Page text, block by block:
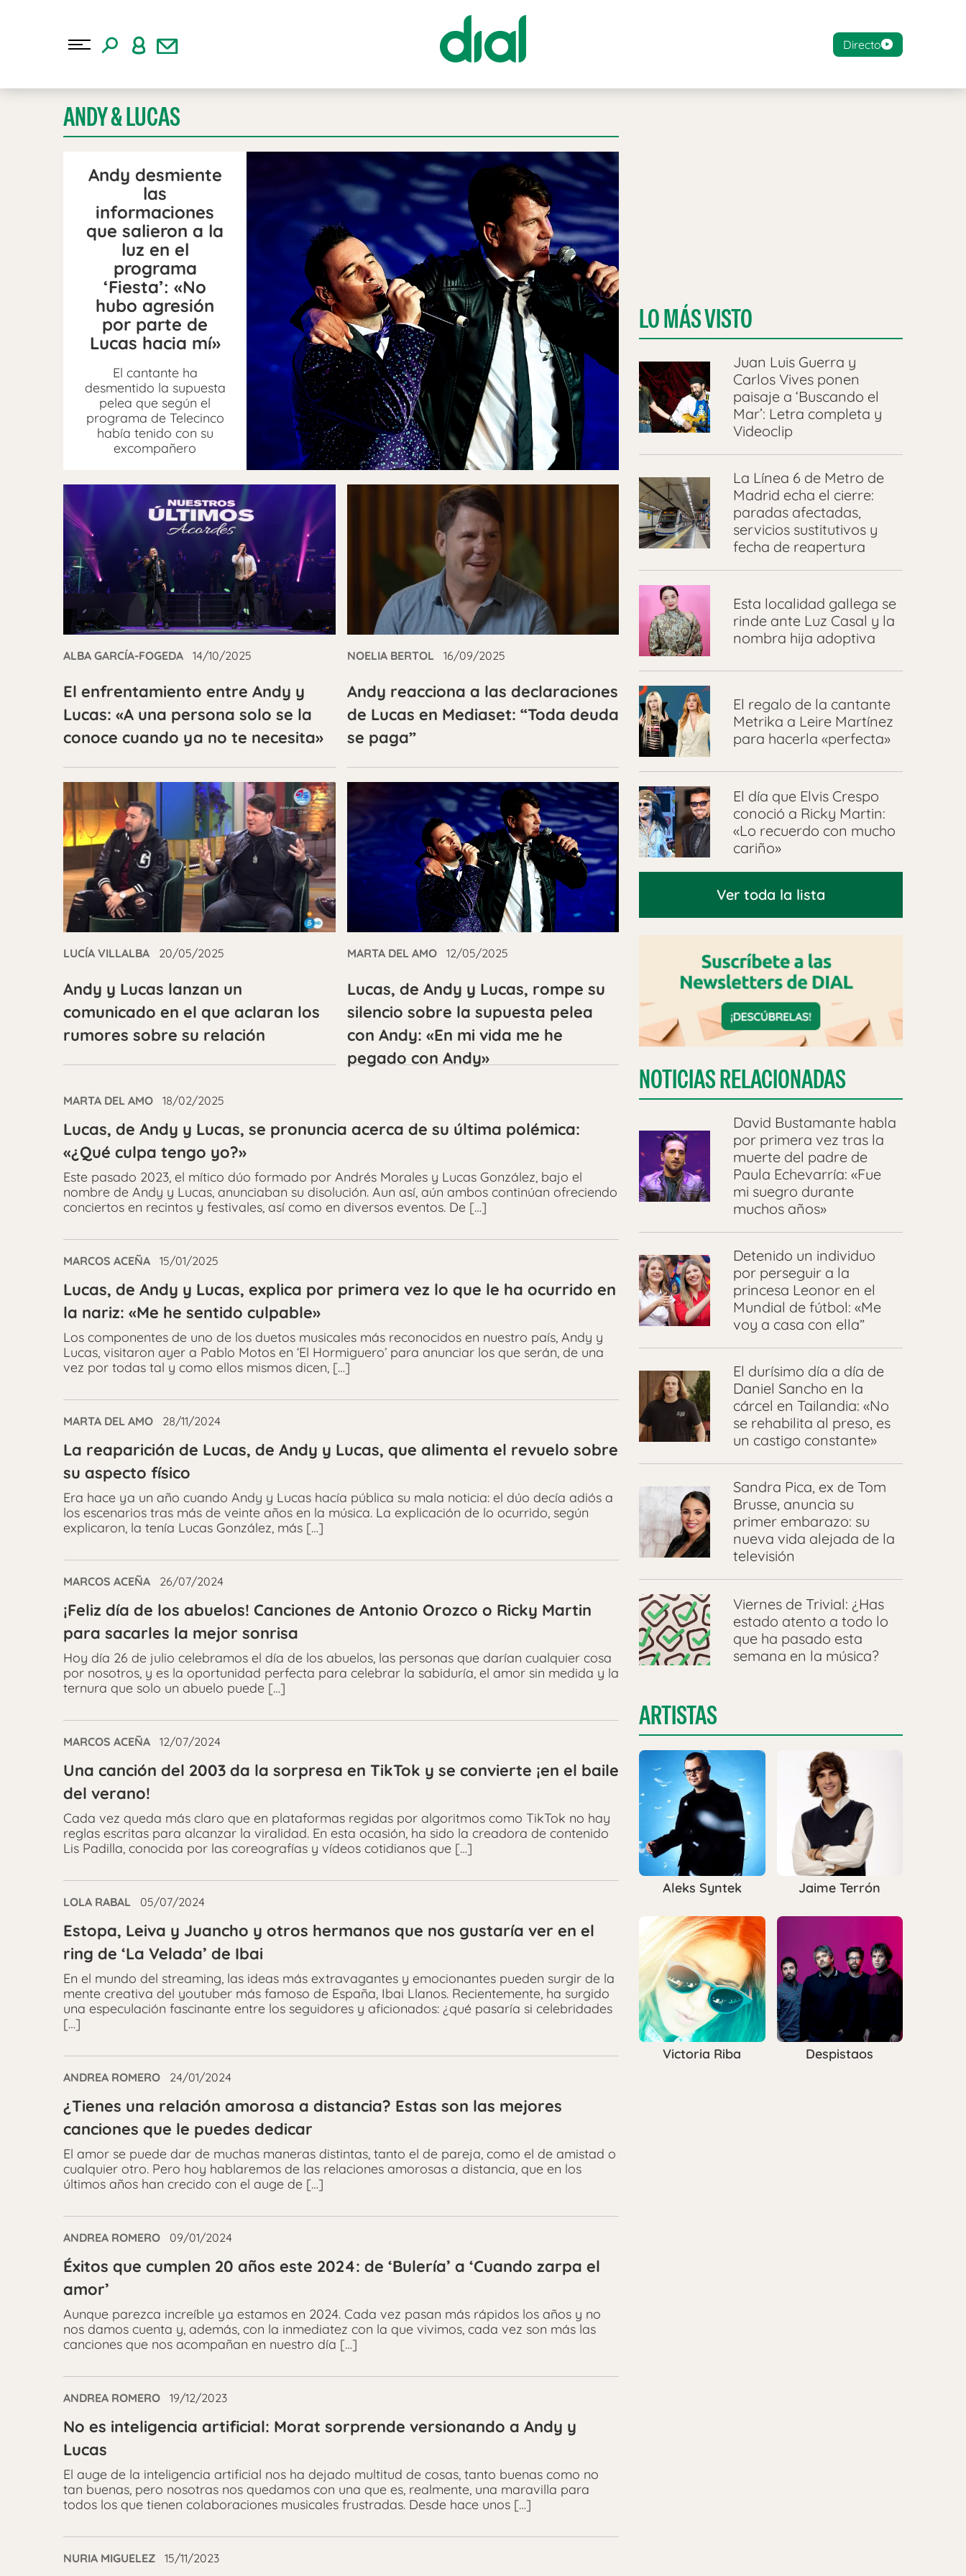
Directo
ANDY & LUCAS
Andy desmiente
las
informaciones
que salieron a la
luz en el
programa
‘Fiesta’: «No
hubo agresión
por parte de
Lucas hacia mí»
El cantante ha
desmentido la supuesta
pelea que según el
programa de Telecinco
había tenido con su
excompañero
ALBA GARCÍA-FOGEDA 14/10/2025
El enfrentamiento entre Andy y
Lucas: «A una persona solo se la
conoce cuando ya no te necesita»
NOELIA BERTOL 16/09/2025
Andy reacciona a las declaraciones
de Lucas en Mediaset: “Toda deuda
se paga”
LUCÍA VILLALBA 20/05/2025
Andy y Lucas lanzan un
comunicado en el que aclaran los
rumores sobre su relación
MARTA DEL AMO 12/05/2025
Lucas, de Andy y Lucas, rompe su
silencio sobre la supuesta pelea
con Andy: «En mi vida me he
pegado con Andy»
MARTA DEL AMO 18/02/2025
Lucas, de Andy y Lucas, se pronuncia acerca de su última polémica:
«¿Qué culpa tengo yo?»
Este pasado 2023, el mítico dúo formado por Andrés Morales y Lucas González, bajo el
nombre de Andy y Lucas, anunciaban su disolución. Aun así, aún ambos continúan ofreciendo
conciertos en recintos y festivales, así como en diversos eventos. De […]
MARCOS ACEÑA 15/01/2025
Lucas, de Andy y Lucas, explica por primera vez lo que le ha ocurrido en
la nariz: «Me he sentido culpable»
Los componentes de uno de los duetos musicales más reconocidos en nuestro país, Andy y
Lucas, visitaron ayer a Pablo Motos en ‘El Hormiguero’ para anunciar los que serán, de una
vez por todas tal y como ellos mismos dicen, […]
MARTA DEL AMO 28/11/2024
La reaparición de Lucas, de Andy y Lucas, que alimenta el revuelo sobre
su aspecto físico
Era hace ya un año cuando Andy y Lucas hacía pública su mala noticia: el dúo decía adiós a
los escenarios tras más de veinte años en la música. La explicación de lo ocurrido, según
explicaron, la tenía Lucas González, más […]
MARCOS ACEÑA 26/07/2024
¡Feliz día de los abuelos! Canciones de Antonio Orozco o Ricky Martin
para sacarles la mejor sonrisa
Hoy día 26 de julio celebramos el día de los abuelos, las personas que darían cualquier cosa
por nosotros, y es la oportunidad perfecta para celebrar la sabiduría, el amor sin medida y la
ternura que solo un abuelo puede […]
MARCOS ACEÑA 12/07/2024
Una canción del 2003 da la sorpresa en TikTok y se convierte ¡en el baile
del verano!
Cada vez queda más claro que en plataformas regidas por algoritmos como TikTok no hay
reglas escritas para alcanzar la viralidad. En esta ocasión, ha sido la creadora de contenido
Lis Padilla, conocida por las coreografías y vídeos cotidianos que […]
LOLA RABAL 05/07/2024
Estopa, Leiva y Juancho y otros hermanos que nos gustaría ver en el
ring de ‘La Velada’ de Ibai
En el mundo del streaming, las ideas más extravagantes y emocionantes pueden surgir de la
mente creativa del youtuber más famoso de España, Ibai Llanos. Recientemente, ha surgido
una especulación fascinante entre los seguidores y aficionados: ¿qué pasaría si celebridades
[…]
ANDREA ROMERO 24/01/2024
¿Tienes una relación amorosa a distancia? Estas son las mejores
canciones que le puedes dedicar
El amor se puede dar de muchas maneras distintas, tanto el de pareja, como el de amistad o
cualquier otro. Pero hoy hablaremos de las relaciones amorosas a distancia, que en los
últimos años han crecido con el auge de […]
ANDREA ROMERO 09/01/2024
Éxitos que cumplen 20 años este 2024: de ‘Bulería’ a ‘Cuando zarpa el
amor’
Aunque parezca increíble ya estamos en 2024. Cada vez pasan más rápidos los años y no
nos damos cuenta y, además, con la inmediatez con la que vivimos, cada vez son más las
canciones que nos acompañan en nuestro día […]
ANDREA ROMERO 19/12/2023
No es inteligencia artificial: Morat sorprende versionando a Andy y
Lucas
El auge de la inteligencia artificial nos ha dejado multitud de cosas, tanto buenas como no
tan buenas, pero nosotras nos quedamos con una que es, realmente, una maravilla para
todos los que tienen colaboraciones musicales frustradas. Desde hace unos […]
NURIA MIGUELEZ 15/11/2023
LO MÁS VISTO
Juan Luis Guerra y
Carlos Vives ponen
paisaje a ‘Buscando el
Mar’: Letra completa y
Videoclip
La Línea 6 de Metro de
Madrid echa el cierre:
paradas afectadas,
servicios sustitutivos y
fecha de reapertura
Esta localidad gallega se
rinde ante Luz Casal y la
nombra hija adoptiva
El regalo de la cantante
Metrika a Leire Martínez
para hacerla «perfecta»
El día que Elvis Crespo
conoció a Ricky Martin:
«Lo recuerdo con mucho
cariño»
Ver toda la lista
NOTICIAS RELACIONADAS
David Bustamante habla
por primera vez tras la
muerte del padre de
Paula Echevarría: «Fue
mi suegro durante
muchos años»
Detenido un individuo
por perseguir a la
princesa Leonor en el
Mundial de fútbol: «Me
voy a casa con ella”
El durísimo día a día de
Daniel Sancho en la
cárcel en Tailandia: «No
se rehabilita al preso, es
un castigo constante»
Sandra Pica, ex de Tom
Brusse, anuncia su
primer embarazo: su
nueva vida alejada de la
televisión
Viernes de Trivial: ¿Has
estado atento a todo lo
que ha pasado esta
semana en la música?
ARTISTAS
Aleks Syntek Jaime Terrón
Victoria Riba Despistaos